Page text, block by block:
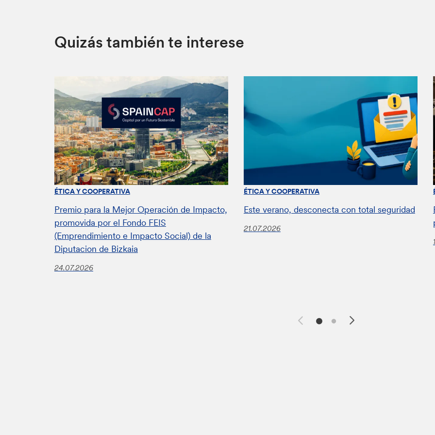
Quizás también te interese
ÉTICA Y COOPERATIVA
Premio para la Mejor Operación de Impacto,
promovida por el Fondo FEIS
(Emprendimiento e Impacto Social) de la
Diputacion de Bizkaia
24.07.2026
ÉTICA Y COOPERATIVA
Este verano, desconecta con total seguridad
21.07.2026